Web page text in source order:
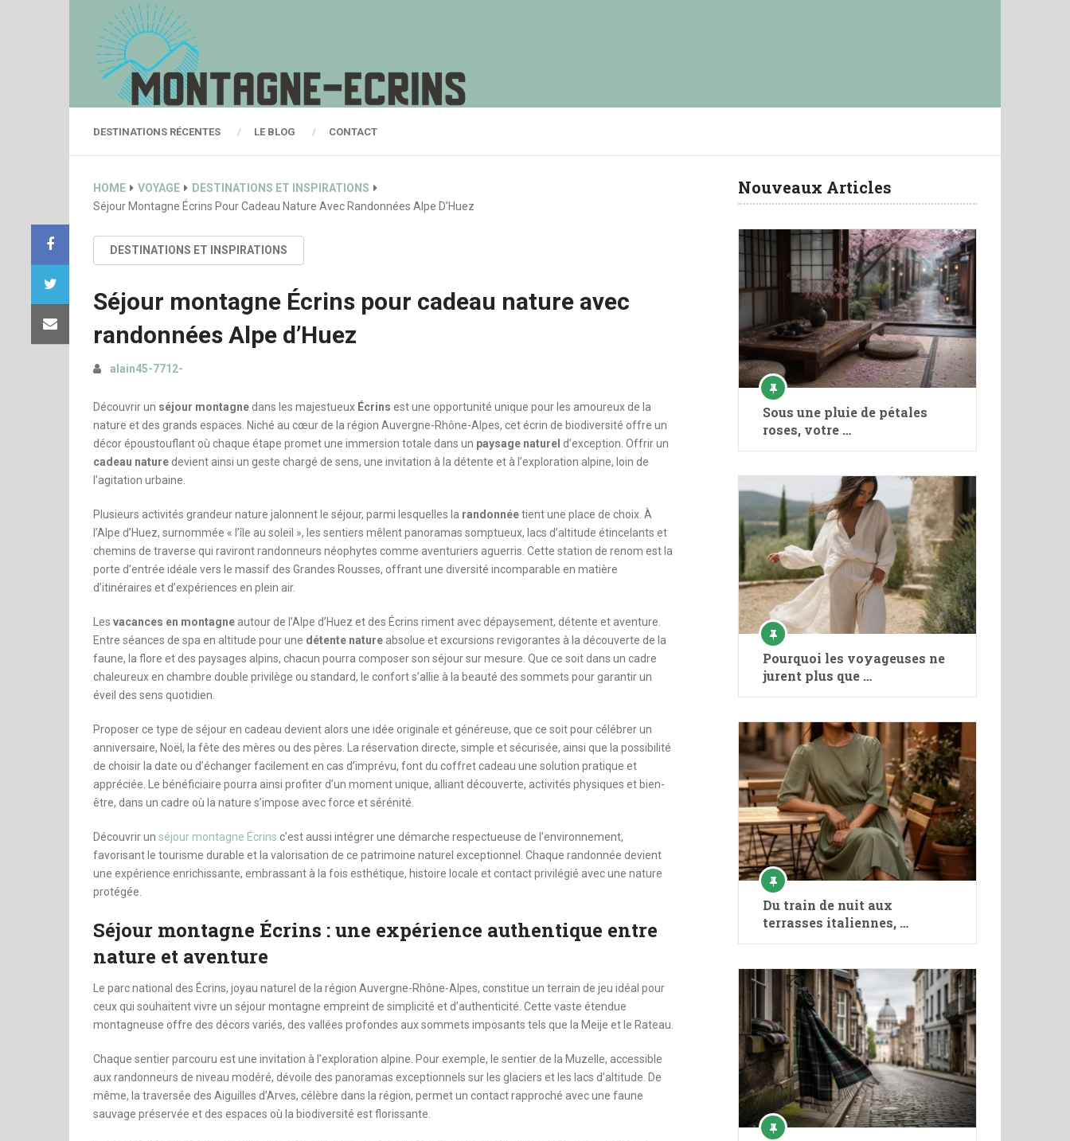
DESTINATIONS RÉCENTES LE BLOG CONTACT
HOME VOYAGE
DESTINATIONS ET INSPIRATIONS
Séjour Montagne Écrins Pour Cadeau Nature Avec Randonnées Alpe D’Huez
DESTINATIONS ET INSPIRATIONS
Séjour montagne Écrins pour cadeau nature avec
randonnées Alpe d’Huez
alain45-7712-
Découvrir un séjour montagne dans les majestueux Écrins est une opportunité unique pour les amoureux de la
nature et des grands espaces. Niché au cœur de la région Auvergne-Rhône-Alpes, cet écrin de biodiversité offre un
décor époustouflant où chaque étape promet une immersion totale dans un paysage naturel d’exception. Offrir un
cadeau nature devient ainsi un geste chargé de sens, une invitation à la détente et à l’exploration alpine, loin de
l’agitation urbaine.
Plusieurs activités grandeur nature jalonnent le séjour, parmi lesquelles la randonnéetient une place de choix. À
l’Alpe d’Huez, surnommée « l’île au soleil », les sentiers mêlent panoramas somptueux, lacs d’altitude étincelants et
chemins de traverse qui raviront randonneurs néophytes comme aventuriers aguerris. Cette station de renom est la
porte d’entrée idéale vers le massif des Grandes Rousses, offrant une diversité incomparable en matière
d’itinéraires et d’expériences en plein air.
Les vacances en montagne autour de l’Alpe d’Huez et des Écrins riment avec dépaysement, détente et aventure.
Entre séances de spa en altitude pour une détente nature absolue et excursions revigorantes à la découverte de la
faune, la flore et des paysages alpins, chacun pourra composer son séjour sur mesure. Que ce soit dans un cadre
chaleureux en chambre double privilège ou standard, le confort s’allie à la beauté des sommets pour garantir un
éveil des sens quotidien.
Proposer ce type de séjour en cadeau devient alors une idée originale et généreuse, que ce soit pour célébrer un
anniversaire, Noël, la fête des mères ou des pères. La réservation directe, simple et sécurisée, ainsi que la possibilité
de choisir la date ou d’échanger facilement en cas d’imprévu, font du coffret cadeau une solution pratique et
appréciée. Le bénéficiaire pourra ainsi profiter d’un moment unique, alliant découverte, activités physiques et bien-
être, dans un cadre où la nature s’impose avec force et sérénité.
Découvrir un séjour montagne Écrins c’est aussi intégrer une démarche respectueuse de l’environnement,
favorisant le tourisme durable et la valorisation de ce patrimoine naturel exceptionnel. Chaque randonnée devient
une expérience enrichissante, embrassant à la fois esthétique, histoire locale et contact privilégié avec une nature
protégée.
Séjour montagne Écrins : une expérience authentique entre
nature et aventure
Le parc national des Écrins, joyau naturel de la région Auvergne-Rhône-Alpes, constitue un terrain de jeu idéal pour
ceux qui souhaitent vivre un séjour montagne empreint de simplicité et d’authenticité. Cette vaste étendue
montagneuse offre des décors variés, des vallées profondes aux sommets imposants tels que la Meije et le Rateau.
Chaque sentier parcouru est une invitation à l’exploration alpine. Pour exemple, le sentier de la Muzelle, accessible
aux randonneurs de niveau modéré, dévoile des panoramas exceptionnels sur les glaciers et les lacs d’altitude. De
même, la traversée des Aiguilles d’Arves, célèbre dans la région, permet un contact rapproché avec une faune
sauvage préservée et des espaces où la biodiversité est florissante.
Nouveaux Articles
Sous une pluie de pétales
roses, votre …
Pourquoi les voyageuses ne
jurent plus que …
Du train de nuit aux
terrasses italiennes, …